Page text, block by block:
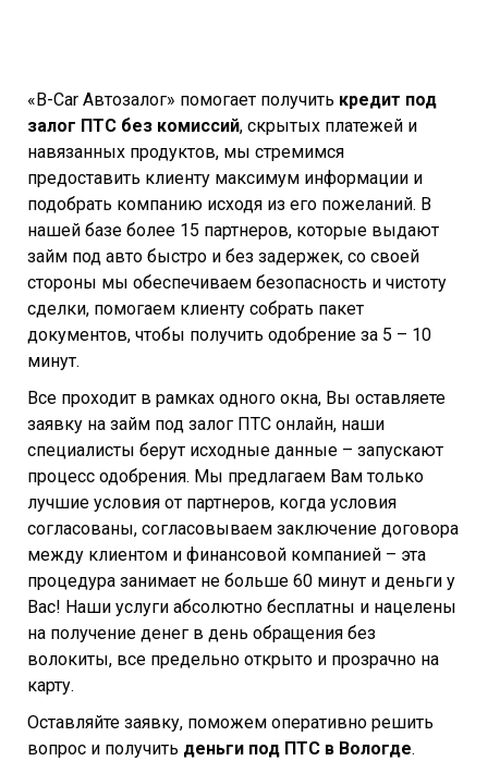
«B-Car Автозалог» помогает получить кредит под
залог ПТС без комиссий, скрытых платежей и
навязанных продуктов, мы стремимся
предоставить клиенту максимум информации и
подобрать компанию исходя из его пожеланий. В
нашей базе более 15 партнеров, которые выдают
займ под авто быстро и без задержек, со своей
стороны мы обеспечиваем безопасность и чистоту
сделки, помогаем клиенту собрать пакет
документов, чтобы получить одобрение за 5 – 10
минут.
Все проходит в рамках одного окна, Вы оставляете
заявку на займ под залог ПТС онлайн, наши
специалисты берут исходные данные – запускают
процесс одобрения. Мы предлагаем Вам только
лучшие условия от партнеров, когда условия
согласованы, согласовываем заключение договора
между клиентом и финансовой компанией – эта
процедура занимает не больше 60 минут и деньги у
Вас! Наши услуги абсолютно бесплатны и нацелены
на получение денег в день обращения без
волокиты, все предельно открыто и прозрачно на
карту.
Оставляйте заявку, поможем оперативно решить
вопрос и получить деньги под ПТС в Вологде.